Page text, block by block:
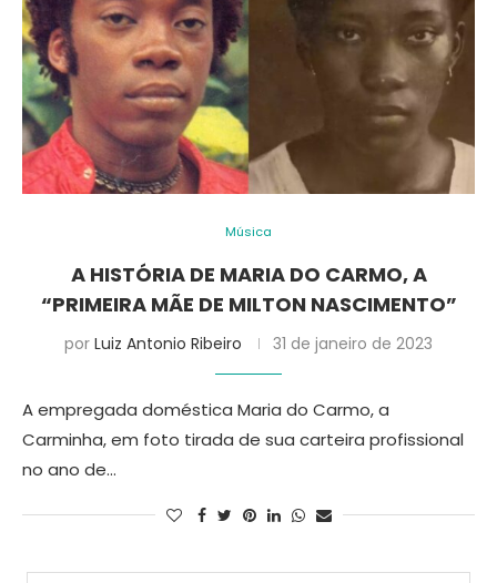
Música
A HISTÓRIA DE MARIA DO CARMO, A
“PRIMEIRA MÃE DE MILTON NASCIMENTO”
por Luiz Antonio Ribeiro 31 de janeiro de 2023
A empregada doméstica Maria do Carmo, a
Carminha, em foto tirada de sua carteira profissional
no ano de…